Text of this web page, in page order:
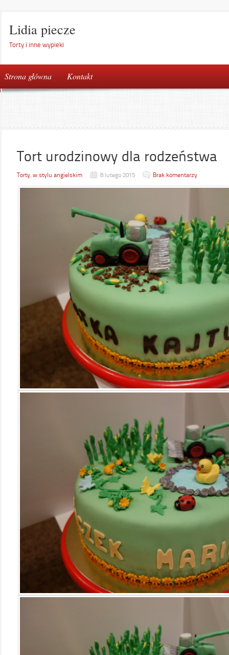
Lidia piecze
Torty i inne wypieki
Strona główna Kontakt
Tort urodzinowy dla rodzeństwa
Torty, w stylu angielskim 8 lutego 2015 Brak komentarzy